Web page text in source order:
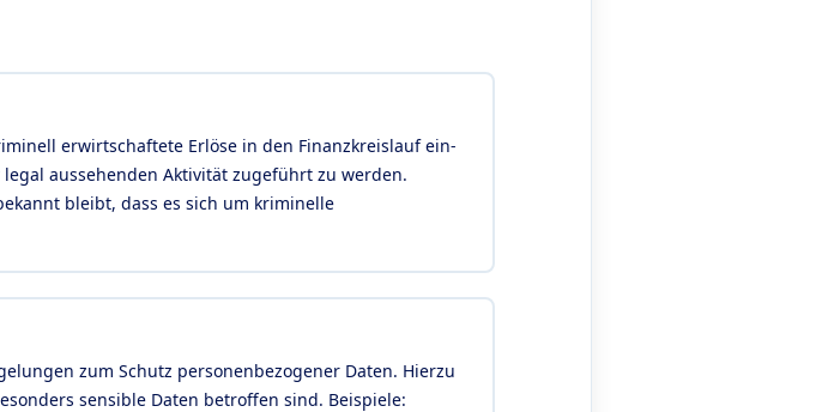
erwirtschaftete Erlöse in den Finanzkreislauf ein-
aussehenden Aktivität zugeführt zu werden.
bleibt, dass es sich um kriminelle
zum Schutz personenbezogener Daten. Hierzu
sensible Daten betroffen sind. Beispiele: